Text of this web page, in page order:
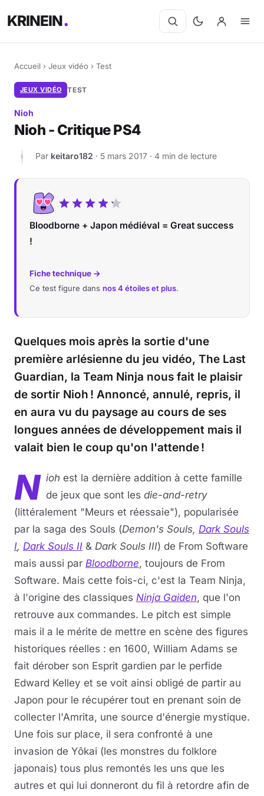
KRINEIN
Accueil › Jeux vidéo › Test
JEUX VIDÉO TEST
Nioh
Nioh - Critique PS4
K Par keitaro182 · 5 mars 2017 · 4 min de lecture
Bloodborne + Japon médiéval = Great success
!
Fiche technique →
Ce test figure dans nos 4 étoiles et plus.
Quelques mois après la sortie d'une
première arlésienne du jeu vidéo, The Last
Guardian, la Team Ninja nous fait le plaisir
de sortir Nioh ! Annoncé, annulé, repris, il
en aura vu du paysage au cours de ses
longues années de développement mais il
valait bien le coup qu'on l'attende !
N ioh est la dernière addition à cette famille
de jeux que sont les die-and-retry
(littéralement "Meurs et réessaie"), popularisée
par la saga des Souls (Demon's Souls, Dark Souls
I, Dark Souls II & Dark Souls III) de From Software
mais aussi par Bloodborne, toujours de From
Software. Mais cette fois-ci, c'est la Team Ninja,
à l'origine des classiques Ninja Gaiden, que l'on
retrouve aux commandes. Le pitch est simple
mais il a le mérite de mettre en scène des figures
historiques réelles : en 1600, William Adams se
fait dérober son Esprit gardien par le perfide
Edward Kelley et se voit ainsi obligé de partir au
Japon pour le récupérer tout en prenant soin de
collecter l'Amrita, une source d'énergie mystique.
Une fois sur place, il sera confronté à une
invasion de Yôkai (les monstres du folklore
japonais) tous plus remontés les uns que les
autres et qui lui donneront du fil à retordre afin de